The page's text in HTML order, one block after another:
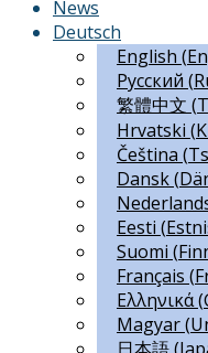
News
Deutsch
English (
Русский (
繁體中文 (
Hrvatski (
Čeština (
Dansk(
Eesti (
Suomi (
Français (
Ελληνικά(
Magyar(